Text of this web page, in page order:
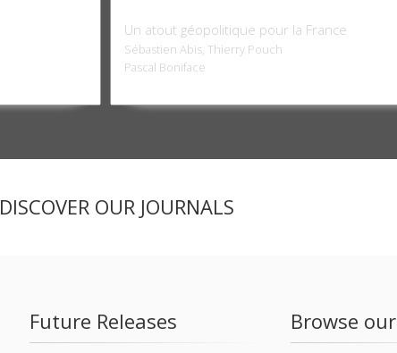
Un atout géopolitique pour la France
Sébastien Abis, Thierry Pouch
Pascal Boniface
DISCOVER OUR JOURNALS
Future Releases Browse our